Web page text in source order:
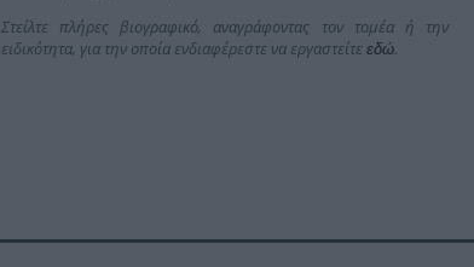
Στείλτε πλήρες βιογραφικό, αναγράφοντας τον τομέα ή την
ειδικότητα, για την οποία ενδιαφέρεστε να εργαστείτε εδώ